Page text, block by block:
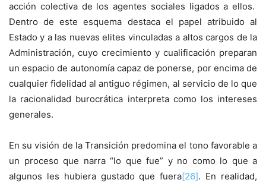
acción colectiva de los agentes sociales ligados a ellos.
Dentro de este esquema destaca el papel atribuido al
Estado y a las nuevas elites vinculadas a altos cargos de la
Administración, cuyo crecimiento y cualificación preparan
un espacio de autonomía capaz de ponerse, por encima de
cualquier fidelidad al antiguo régimen, al servicio de lo que
la racionalidad burocrática interpreta como los intereses
generales.
En su visión de la Transición predomina el tono favorable a
un proceso que narra “lo que fue” y no como lo que a
algunos les hubiera gustado que fuera[26]. En realidad,